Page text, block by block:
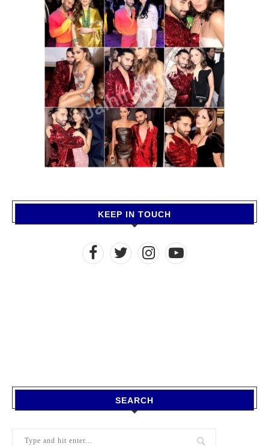
KEEP IN TOUCH
SEARCH